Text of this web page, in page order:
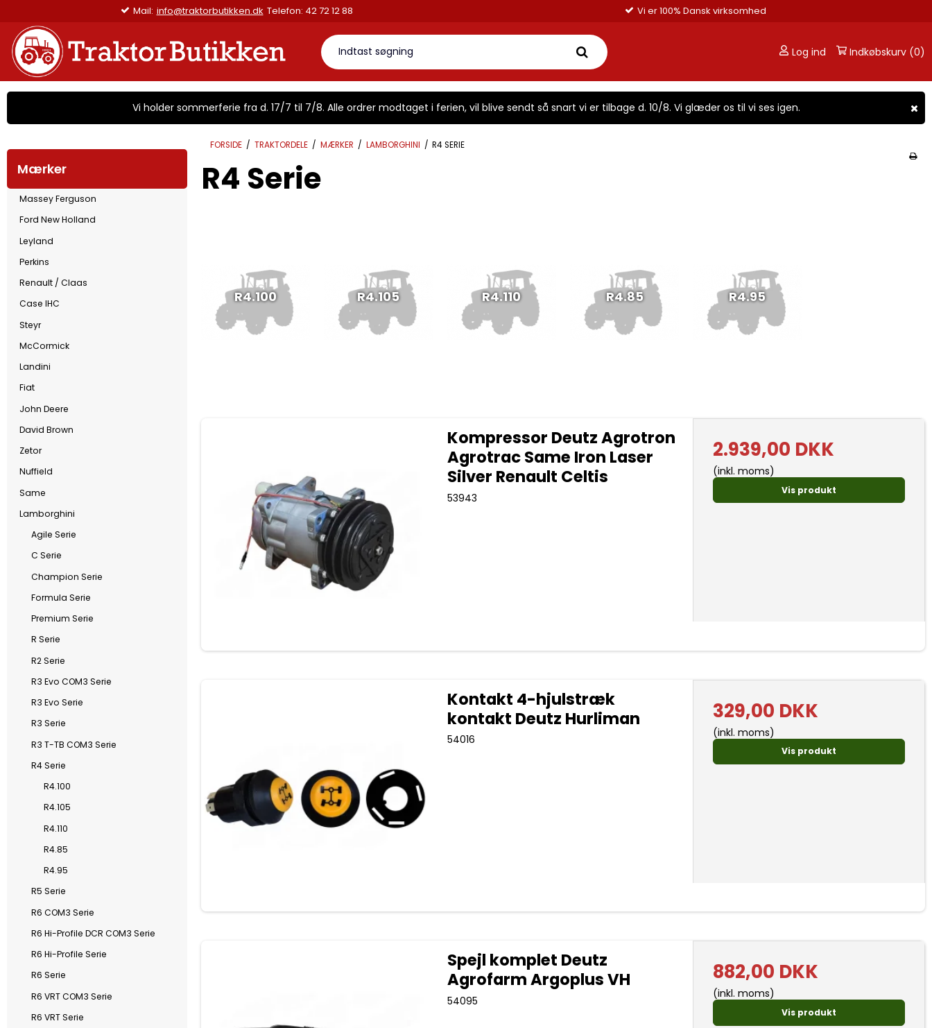
Mail: info@traktorbutikken.dk Telefon: 42 72 12 88 Vi er 100% Dansk virksomhed
Log ind Indkøbskurv (0)
Vi holder sommerferie fra d. 17/7 til 7/8. Alle ordrer modtaget i ferien, vil blive sendt så snart vi er tilbage d. 10/8. Vi glæder os til vi ses igen.
Mærker
Massey Ferguson
Ford New Holland
Leyland
Perkins
Renault / Claas
Case IHC
Steyr
McCormick
Landini
Fiat
John Deere
David Brown
Zetor
Nuffield
Same
Lamborghini
Agile Serie
C Serie
Champion Serie
Formula Serie
Premium Serie
R Serie
R2 Serie
R3 Evo COM3 Serie
R3 Evo Serie
R3 Serie
R3 T-TB COM3 Serie
R4 Serie
R4.100
R4.105
R4.110
R4.85
R4.95
R5 Serie
R6 COM3 Serie
R6 Hi-Profile DCR COM3 Serie
R6 Hi-Profile Serie
R6 Serie
R6 VRT COM3 Serie
R6 VRT Serie
FORSIDE / TRAKTORDELE / MÆRKER / LAMBORGHINI / R4 SERIE
R4 Serie
R4.100 R4.105 R4.110 R4.85 R4.95
Kompressor Deutz Agrotron
Agrotrac Same Iron Laser
Silver Renault Celtis
53943
2.939,00 DKK
(inkl. moms)
Vis produkt
Kontakt 4-hjulstræk
kontakt Deutz Hurliman
54016
329,00 DKK
(inkl. moms)
Vis produkt
Spejl komplet Deutz
Agrofarm Argoplus VH
54095
882,00 DKK
(inkl. moms)
Vis produkt